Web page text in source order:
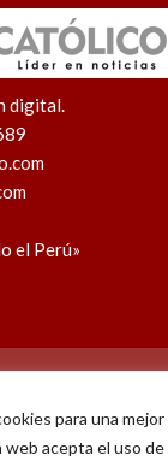
para una
acepta el uso de
digital.
el Perú»
YoutubeInstagram
X